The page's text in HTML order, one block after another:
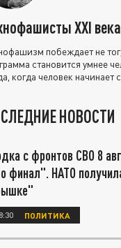
XXI века
побеждает не
становится умнее
когда человек начинает
НОВОСТИ
с фронтов СВО 8
финал". НАТО
ПОЛИТИКА